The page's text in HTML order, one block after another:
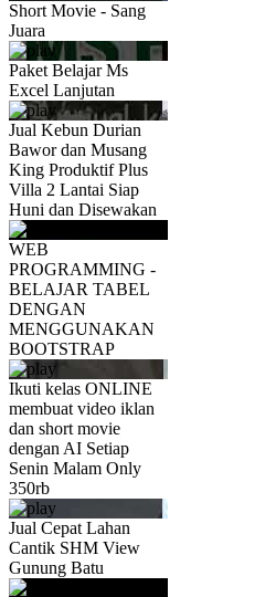
Short Movie - Sang
Juara
Paket Belajar Ms
Excel Lanjutan
Jual Kebun Durian
Bawor dan Musang
King Produktif Plus
Villa 2 Lantai Siap
Huni dan Disewakan
WEB
PROGRAMMING -
BELAJAR TABEL
DENGAN
MENGGUNAKAN
BOOTSTRAP
Ikuti kelas ONLINE
membuat video iklan
dan short movie
dengan AI Setiap
Senin Malam Only
350rb
Jual Cepat Lahan
Cantik SHM View
Gunung Batu